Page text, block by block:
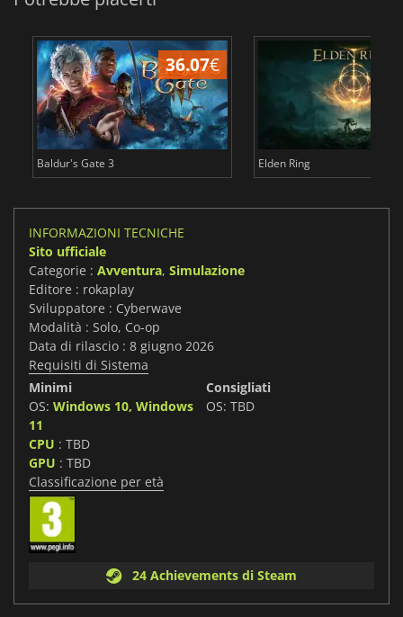
36.07€
Baldur's Gate 3 Elden Ring
INFORMAZIONI TECNICHE
Sito ufficiale
Categorie : Avventura, Simulazione
Editore : rokaplay
Sviluppatore : Cyberwave
Modalità : Solo, Co-op
Data di rilascio : 8 giugno 2026
Requisiti di Sistema
Minimi
OS: Windows 10, Windows
11
CPU : TBD
GPU : TBD
Consigliati
OS: TBD
Classificazione per età
24 Achievements di Steam